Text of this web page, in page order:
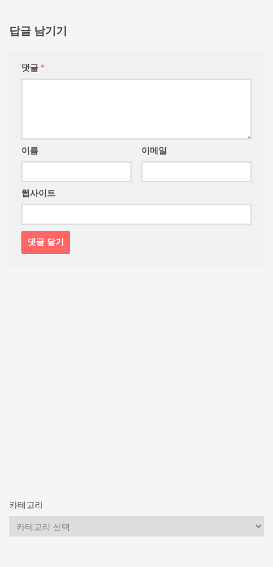
답글 남기기
댓글 *
이름 이메일
웹사이트
카테고리
카
테